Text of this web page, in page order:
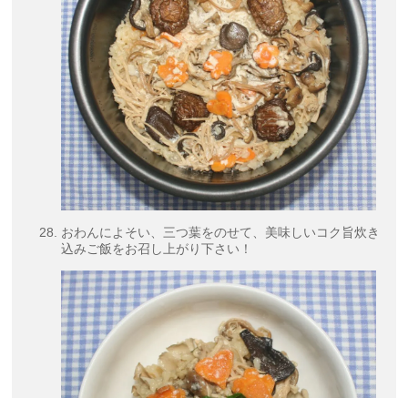
おわんによそい、三つ葉をのせて、美味しいコク旨炊き
込みご飯をお召し上がり下さい！